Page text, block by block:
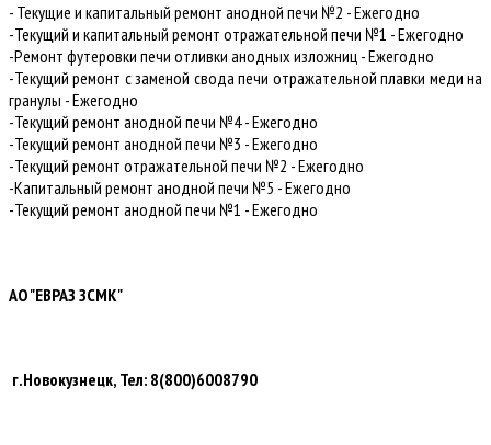
- Текущие и капитальный ремонт анодной печи №2 - Ежегодно
-Текущий и капитальный ремонт отражательной печи №1 - Ежегодно
-Ремонт футеровки печи отливки анодных изложниц - Ежегодно
-Текущий ремонт с заменой свода печи отражательной плавки меди на
гранулы - Ежегодно
-Текущий ремонт анодной печи №4 - Ежегодно
-Текущий ремонт анодной печи №3 - Ежегодно
-Текущий ремонт отражательной печи №2 - Ежегодно
-Капитальный ремонт анодной печи №5 - Ежегодно
-Текущий ремонт анодной печи №1 - Ежегодно
АО "ЕВРАЗ ЗСМК"
г.Новокузнецк, Тел: 8(800)6008790